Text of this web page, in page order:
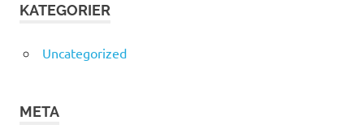
KATEGORIER
Uncategorized
META